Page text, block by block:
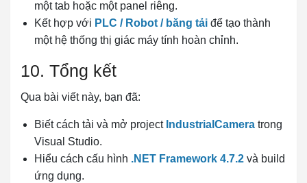
một tab hoặc một panel riêng.
Kết hợp với PLC / Robot / băng tải để tạo thành
một hệ thống thị giác máy tính hoàn chỉnh.
10. Tổng kết
Qua bài viết này, bạn đã:
Biết cách tải và mở project IndustrialCamera trong
Visual Studio.
Hiểu cách cấu hình .NET Framework 4.7.2 và build
ứng dụng.